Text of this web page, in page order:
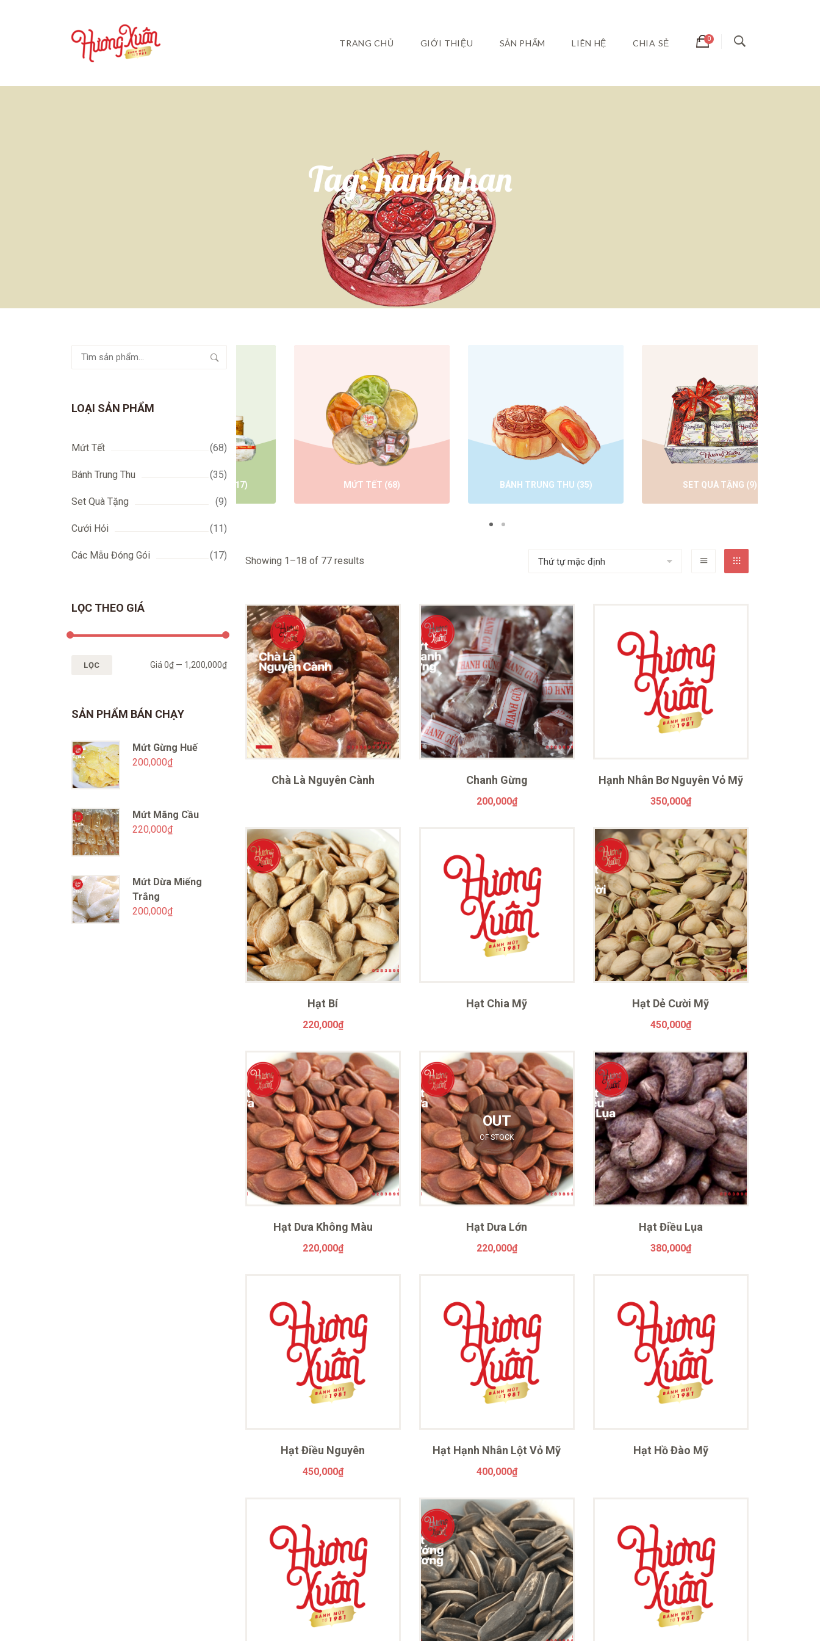
TRANG CHỦ GIỚI THIỆU SẢN PHẨM LIÊN HỆ CHIA SẺ
Tag:hanhnhan
Tìm
LOẠI SẢN PHẨM
Mứt Tết (68)
Bánh Trung Thu (35)
Set Quà Tặng (9)
Cưới Hỏi (11)
Các Mẫu Đóng Gói (17)
LỌC THEO GIÁ
LỌC Giá 0₫ — 1,200,000₫
SẢN PHẨM BÁN CHẠY
Mứt Gừng Huế
200,000₫
Mứt Mãng Cầu
220,000₫
Mứt Dừa Miếng
Trắng
200,000₫
(68) BÁNH TRUNG THU(35) SET QUÀ TẶNG(9)
Showing 1–18 of 77 results
Chà Là Nguyên Cành Chanh Gừng
200,000₫
Hạnh Nhân Bơ Nguyên Vỏ Mỹ
350,000₫
Hạt Bí
220,000₫
Hạt Chia Mỹ Hạt Dẻ Cười Mỹ
450,000₫
Hạt Dưa Không Màu
220,000₫
OUT
OF STOCK
Hạt Dưa Lớn
220,000₫
Hạt Điều Lụa
380,000₫
Hạt Điều Nguyên
450,000₫
Hạt Hạnh Nhân Lột Vỏ Mỹ
400,000₫
Hạt Hồ Đào Mỹ